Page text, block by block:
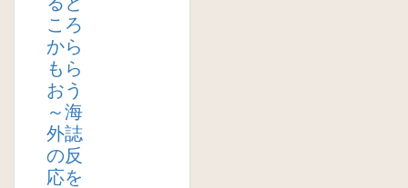
ころ
から
もら
おう
～海
外誌
の反
応を